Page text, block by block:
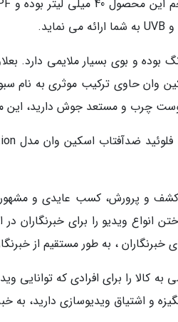
بوده و بوی بسیار ملایمی دارد.
وان حاوی ترکیب موثری به
چرب و مستعد جوش دارید، این
کشف و پرورش، کسب عایدی و
انواع ویدیو را برای خبرنگاران
خبرنگاران ، به طور مستقیم از
کالا را برای افرادی که توانایی
و اشتیاق ویدیوسازی دارید، به